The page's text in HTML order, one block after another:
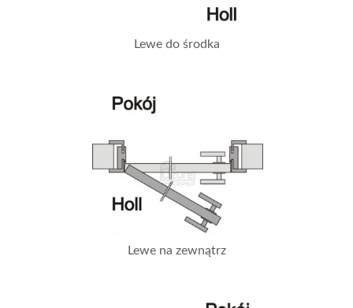
Lewe do środka
Lewe na zewnątrz